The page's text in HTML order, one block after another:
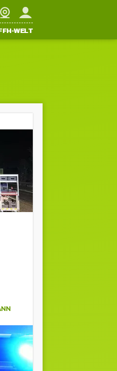
WebcamMein FFH
WELT